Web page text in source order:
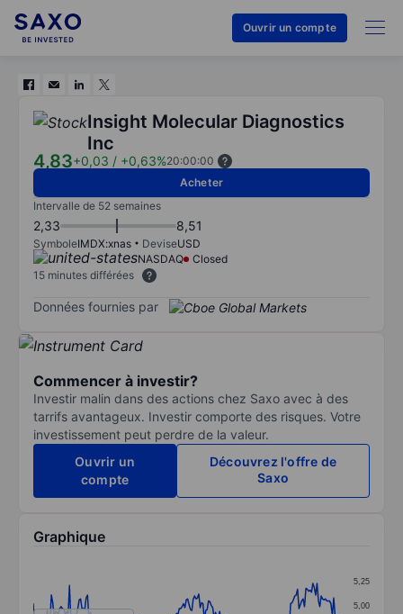
Ouvrir un compte
Insight Molecular Diagnostics
Inc
4,83+0,03 / +0,63%20:00:00
Acheter
Intervalle de 52 semaines
2,33 8,51
SymboleIMDX:xnas DeviseUSD
NASDAQ
Closed
15 minutes différées
Données fournies par
Commencer à investir?
Investir malin dans des actions chez Saxo avec à des
tarrifs avantageux. Investir comporte des risques. Votre
investissement peut perdre de la valeur.
Ouvrir un
compte
Découvrez l'offre de
Saxo
Graphique
Line chart with 228 data points.
5,00
5,25